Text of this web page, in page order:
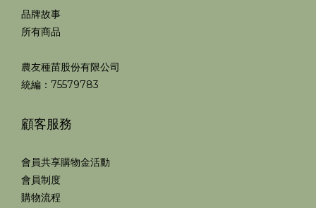
品牌故事
所有商品
農友種苗股份有限公司
統編：75579783
顧客服務
會員共享購物金活動
會員制度
購物流程